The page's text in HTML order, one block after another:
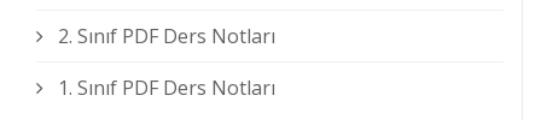
2. Sınıf PDF Ders Notları
1. Sınıf PDF Ders Notları